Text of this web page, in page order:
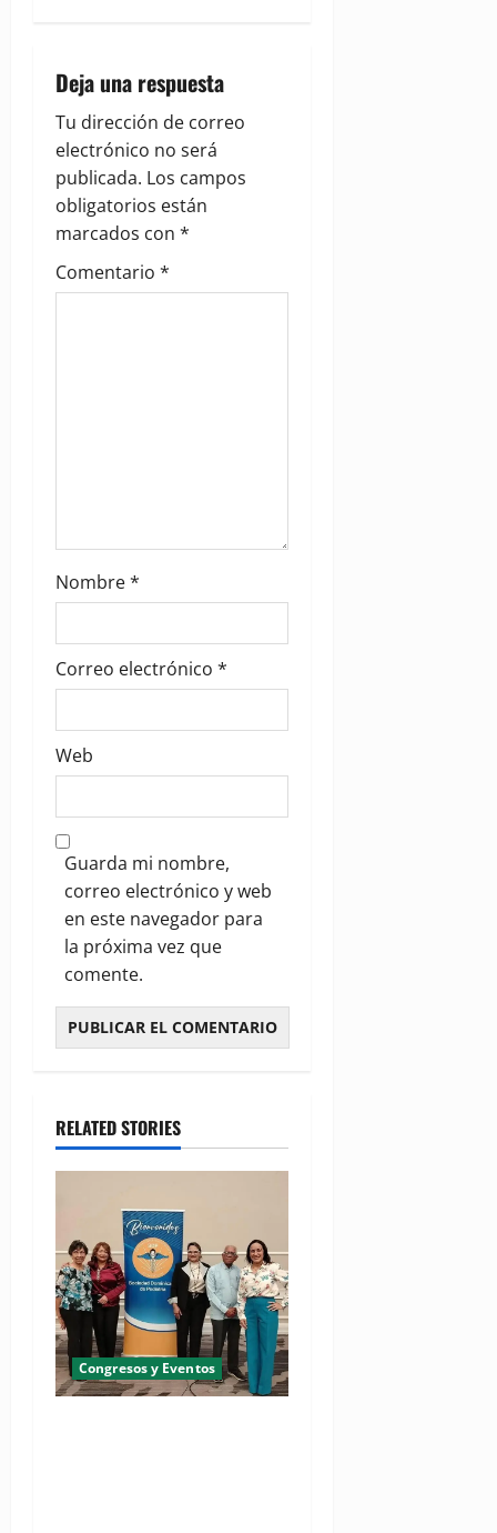
i
g
a
t
i
Deja una respuesta
Tu dirección de correo
electrónico no será
publicada. Los campos
obligatorios están
marcados con *
Comentario *
Nombre*
Correo electrónico *
Web
Guarda mi nombre,
correo electrónico y web
en este navegador para
la próxima vez que
comente.
RELATED STORIES
Congresos y Eventos